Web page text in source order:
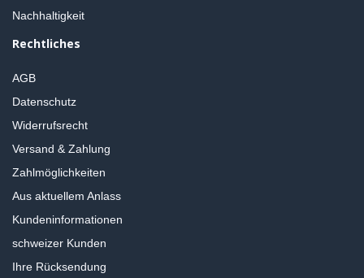
Nachhaltigkeit
Rechtliches
AGB
Datenschutz
Widerrufsrecht
Versand & Zahlung
Zahlmöglichkeiten
Aus aktuellem Anlass
Kundeninformationen
schweizer Kunden
Ihre Rücksendung